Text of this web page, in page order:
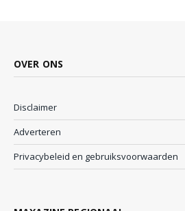
OVER ONS
Disclaimer
Adverteren
Privacybeleid en gebruiksvoorwaarden